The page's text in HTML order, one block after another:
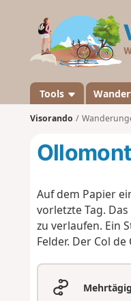
Tools
Visorando
Auf dem Papier
vorletzte Tag.
zu verlaufen. Ein
Felder. Der Col